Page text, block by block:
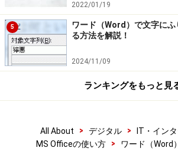
2022/01/19
5
ワード（Word）で文字に
る方法を解説！
2024/11/09
ランキングをもっと見
All About > デジタル > IT・イン
MS Officeの使い方
> ワード（Word